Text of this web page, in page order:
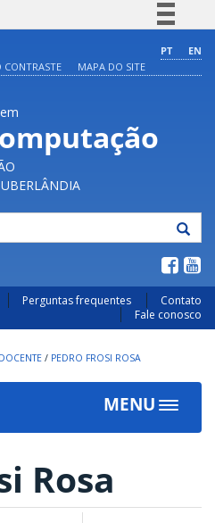
Comunica BR
Acesso à informação
Legislação
PT
EN
CONTRASTE MAPA DO SITE
Perguntas frequentes
Contato
Fale conosco
DOCENTE / PEDRO FROSI ROSA
MENU
Toggle
Rosa